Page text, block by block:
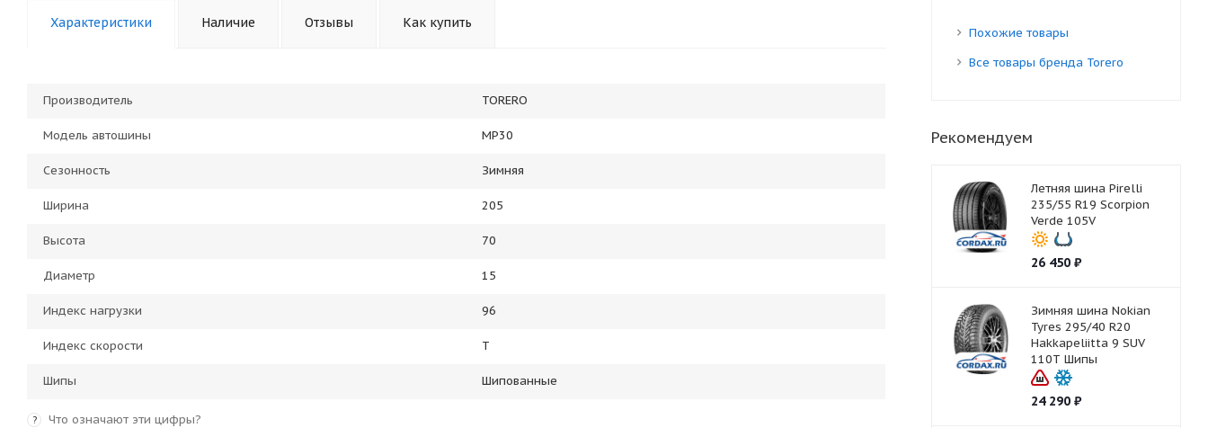
Характеристики Наличие Отзывы Как купить
Производитель TORERO
Модель автошины MP30
Сезонность Зимняя
Ширина 205
Высота 70
Диаметр 15
Индекс нагрузки 96
Индекс скорости T
Шипы Шипованные
? Что означают эти цифры?
Похожие товары
Все товары бренда Torero
Рекомендуем
Летняя шина Pirelli
235/55 R19 Scorpion
Verde 105V
26 450₽
Зимняя шина Nokian
Tyres 295/40 R20
Hakkapeliitta 9 SUV
110T Шипы
24 290₽